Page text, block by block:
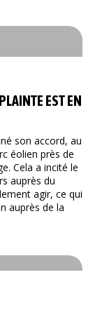
EST EN
son accord, au
éolien près de
Cela a incité le
auprès du
agir, ce qui
auprès de la